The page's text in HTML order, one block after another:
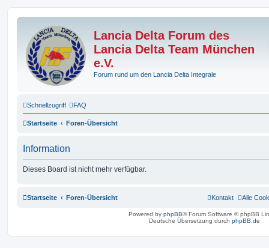
Lancia Delta Forum des
Lancia Delta Team München
e.V.
Forum rund um den Lancia Delta Integrale
Schnellzugriff FAQ
Startseite Foren-Übersicht
Information
Dieses Board ist nicht mehr verfügbar.
Startseite Foren-Übersicht Alle
Kontakt
Powered by phpBB® Forum Software © phpBB
Deutsche Übersetzung durch phpBB.de